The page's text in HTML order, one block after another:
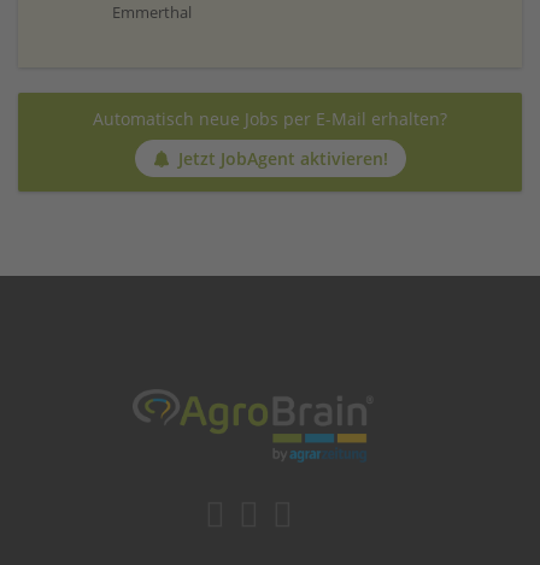
Emmerthal
Automatisch neue Jobs per E-Mail erhalten?
Jetzt JobAgent aktivieren!